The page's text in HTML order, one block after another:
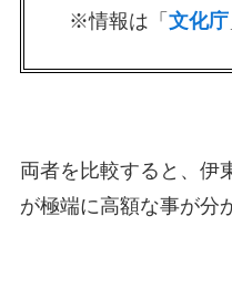
※情報は「 文化庁
両者を比較すると、伊
が極端に高額な事が分